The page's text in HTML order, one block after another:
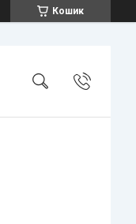
Кошик